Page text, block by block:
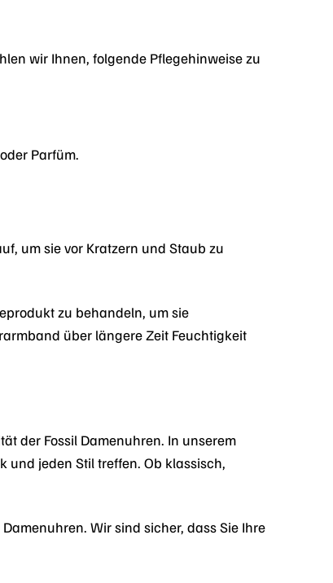
wir Ihnen, folgende Pflegehinweise zu
Parfüm.
um sie vor Kratzern und Staub zu
zu behandeln, um sie
über längere Zeit Feuchtigkeit
der Fossil Damenuhren. In unserem
und jeden Stil treffen. Ob klassisch,
Wir sind sicher, dass Sie Ihre